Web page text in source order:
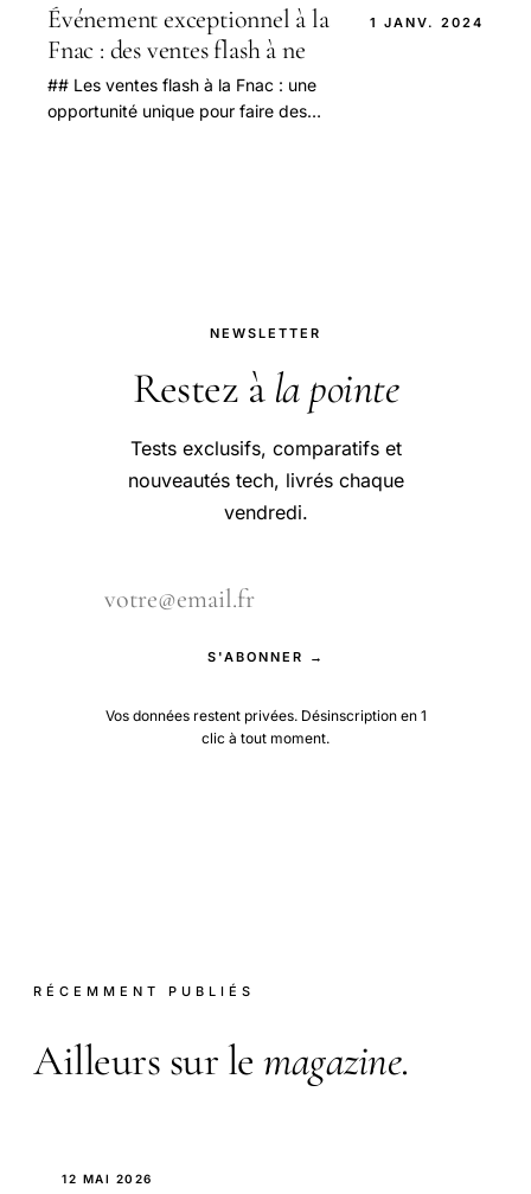
autres sans.
Événement exceptionnel à la
Fnac : des ventes flash à ne
## Les ventes flash à la Fnac : une
opportunité unique pour faire des
1 JANV. 2024
NEWSLETTER
Restez à la pointe
Tests exclusifs, comparatifs et
nouveautés tech, livrés chaque
vendredi.
S'ABONNER →
Vos données restent privées. Désinscription en 1
clic à tout moment.
RÉCEMMENT PUBLIÉS
Ailleurs sur le magazine.
12 MAI 2026